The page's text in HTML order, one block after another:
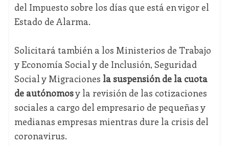
del Impuesto sobre los días que está en vigor el
Estado de Alarma.
Solicitará también a los Ministerios de Trabajo
y Economía Social y de Inclusión, Seguridad
Social y Migraciones la suspensión de la cuota
de autónomosy la revisión de las cotizaciones
sociales a cargo del empresario de pequeñas y
medianas empresas mientras dure la crisis del
coronavirus.